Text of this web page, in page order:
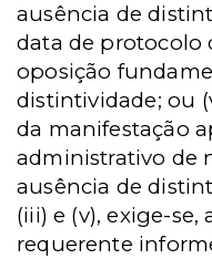
ausência de
data de protocolo
oposição
distintividade; ou
da manifestação
administrativo de
ausência de
(iii) e (v), exige-
requerente